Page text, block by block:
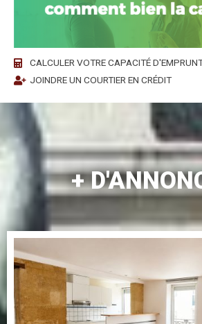
CALCULER VOTRE CAPACITÉ
JOINDRE UN COURTIER EN CRÉDIT
+